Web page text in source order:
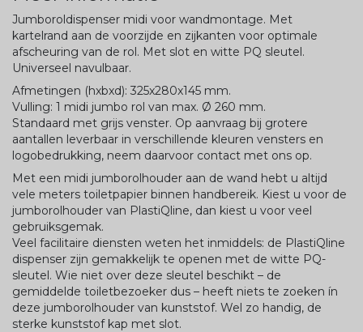
Jumboroldispenser midi voor wandmontage. Met
kartelrand aan de voorzijde en zijkanten voor optimale
afscheuring van de rol. Met slot en witte PQ sleutel.
Universeel navulbaar.
Afmetingen (hxbxd): 325x280x145 mm.
Vulling: 1 midi jumbo rol van max. Ø 260 mm.
Standaard met grijs venster. Op aanvraag bij grotere
aantallen leverbaar in verschillende kleuren vensters en
logobedrukking, neem daarvoor contact met ons op.
Met een midi jumborolhouder aan de wand hebt u altijd
vele meters toiletpapier binnen handbereik. Kiest u voor de
jumborolhouder van PlastiQline, dan kiest u voor veel
gebruiksgemak.
Veel facilitaire diensten weten het inmiddels: de PlastiQline
dispenser zijn gemakkelijk te openen met de witte PQ-
sleutel. Wie niet over deze sleutel beschikt – de
gemiddelde toiletbezoeker dus – heeft niets te zoeken ín
deze jumborolhouder van kunststof. Wel zo handig, de
sterke kunststof kap met slot.